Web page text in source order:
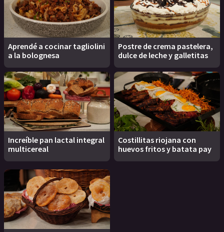
Aprendé a cocinar tagliolini
a la bolognesa
Postre de crema pastelera,
dulce de leche y galletitas
Increíble pan lactal integral
multicereal
Costillitas riojana con
huevos fritos y batata pay